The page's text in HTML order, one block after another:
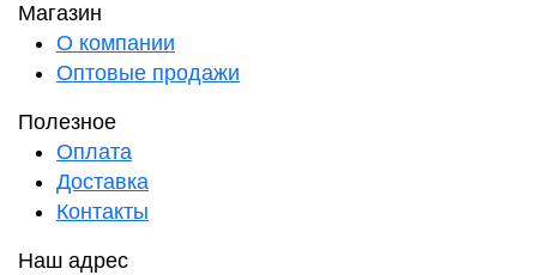
Магазин
О компании
Оптовые продажи
Полезное
Оплата
Доставка
Контакты
Наш адрес